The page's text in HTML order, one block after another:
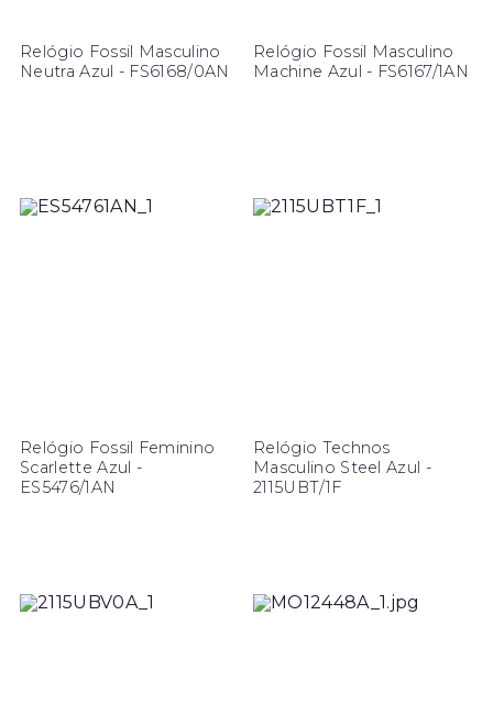
Relógio Fossil Masculino
Neutra Azul - FS6168/0AN
Relógio Fossil Masculino
Machine Azul - FS6167/1AN
Relógio Fossil Feminino
Scarlette Azul -
ES5476/1AN
Relógio Technos
Masculino Steel Azul -
2115UBT/1F